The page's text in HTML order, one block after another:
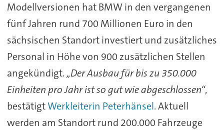
Modellversionen hat BMW in den vergangenen
fünf Jahren rund 700 Millionen Euro in den
sächsischen Standort investiert und zusätzliches
Personal in Höhe von 900 zusätzlichen Stellen
angekündigt.„Der Ausbau für bis zu 350.000
Einheiten pro Jahr ist so gut wie abgeschlossen“,
bestätigtWerkleiterin Peterhänsel. Aktuell
werden am Standort rund 200.000 Fahrzeuge